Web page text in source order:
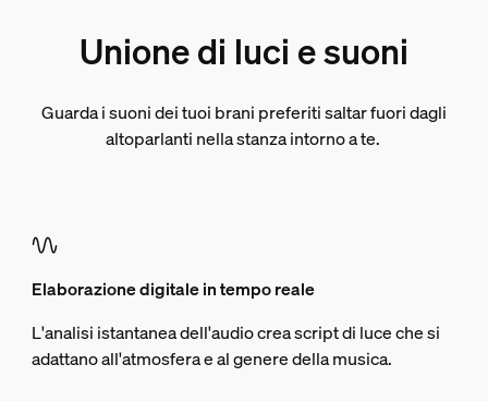
Unione di luci e suoni
Guarda i suoni dei tuoi brani preferiti saltar fuori dagli
altoparlanti nella stanza intorno a te.
Elaborazione digitale in tempo reale
L'analisi istantanea dell'audio crea script di luce che si
adattano all'atmosfera e al genere della musica.